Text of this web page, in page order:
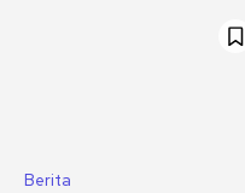
Berita